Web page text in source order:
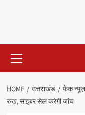
Menu
HOME उत्तराखंड
फेक न्यूज़
रुख, साइबर सेल करेगी जांच